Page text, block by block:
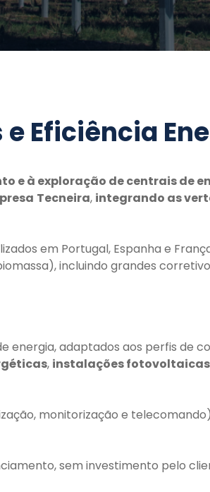
Eficiência
e à exploração de centrais de
Tecneira, integrando as
em Portugal, Espanha e
incluindo grandes
energia, adaptados aos perfis de
, instalações
monitorização e
sem investimento pelo